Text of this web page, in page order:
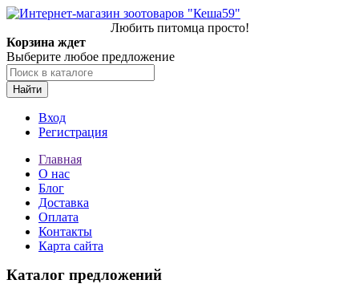
Любить питомца просто!
Корзина ждет
Выберите любое предложение
Найти
Вход
Регистрация
Главная
О нас
Блог
Доставка
Оплата
Контакты
Карта сайта
Каталог предложений